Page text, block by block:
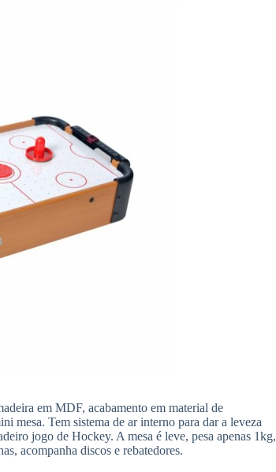
em MDF, acabamento em material de
mesa. Tem sistema de ar interno para dar a leveza
jogo de Hockey. A mesa é leve, pesa apenas 1kg,
acompanha discos e rebatedores.